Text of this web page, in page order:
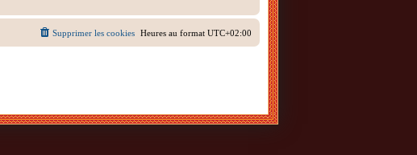
Heures au format UTC+02:00
Supprimer les cookies